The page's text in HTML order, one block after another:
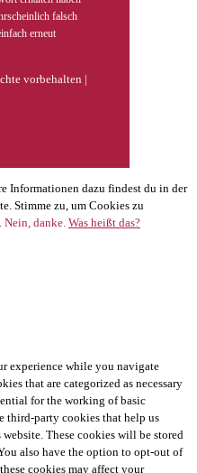
falsch
erneut
vorbehalten |
Informationen dazu findest du in der
Stimme zu, um Cookies zu
Nein, danke. Was heißt das?
experience while you navigate
that are categorized as necessary
for the working of basic
third-party cookies that help us
These cookies will be stored
also have the option to opt-out of
cookies may affect your